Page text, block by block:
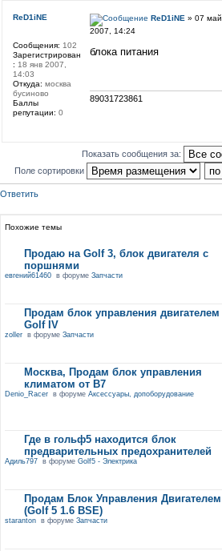
ReD1iNE» 07 май
2007, 14:24
блока питания
89031723861
ReD1iNE
Сообщения: 102
Зарегистрирован
: 18 янв 2007,
14:03
Откуда: москва
бусиново
Баллы
репутации: 0
Показать сообщения за:
Поле сортировки
Ответить
Похожие темы
Продаю на Golf 3, блок двигателя с
поршнями
евгений61460в форуме Запчасти
Продам блок управления двигателем
Golf IV
zollerв форуме Запчасти
Москва, Продам блок управления
климатом от B7
Denio_Racerв форуме Аксессуары, допоборудование
Где в гольф5 находится блок
предварительных предохранителей
Адиль797в форуме Golf5 - Электрика
Продам Блок Управления Двигателем
(Golf 5 1.6 BSE)
starantonв форуме Запчасти